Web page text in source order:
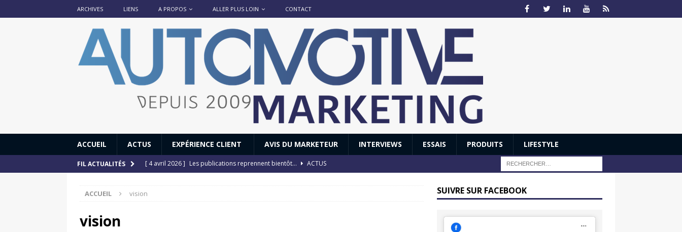
ARCHIVES LIENS A PROPOS ALLER PLUS LOIN CONTACT
ACCUEIL ACTUS EXPÉRIENCE CLIENT AVIS DU MARKETEUR INTERVIEWS ESSAIS PRODUITS LIFESTYLE
FIL ACTUALITÉS [ 13 septembre 2025 ] DS N°8 : Oui, les français vont parfois trop loin.
[ 6 juillet 2025 ]
ACCUEIL vision
vision
SUIVRE SUR FACEBOOK